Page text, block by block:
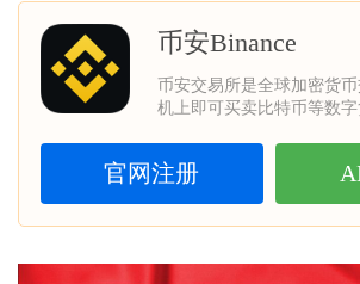
币安Binance
币安交易所是全球加密货
机上即可买卖比特币等数字
官网注册